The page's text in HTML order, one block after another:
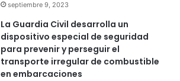
septiembre 9, 2023
La Guardia Civil desarrolla un
dispositivo especial de seguridad
para prevenir y perseguir el
transporte irregular de combustible
en embarcaciones